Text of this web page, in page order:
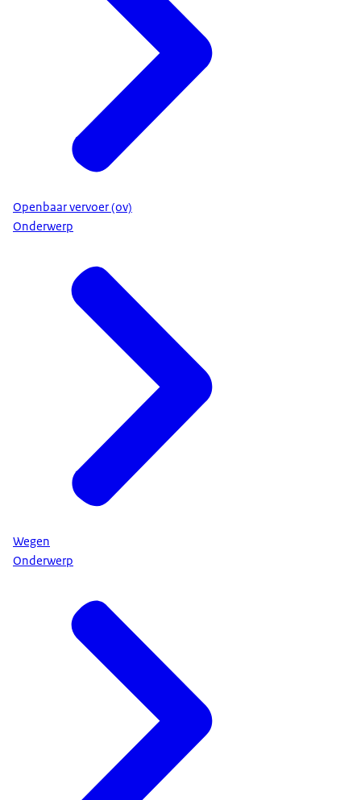
Openbaar vervoer (ov)
Onderwerp
Wegen
Onderwerp